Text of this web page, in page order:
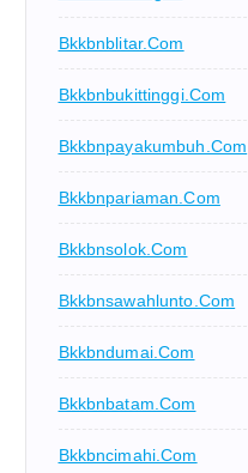
Bkkbnblitar.com
Bkkbnbukittinggi.com
Bkkbnpayakumbuh.com
Bkkbnpariaman.com
Bkkbnsolok.com
Bkkbnsawahlunto.com
Bkkbndumai.com
Bkkbnbatam.com
Bkkbncimahi.com